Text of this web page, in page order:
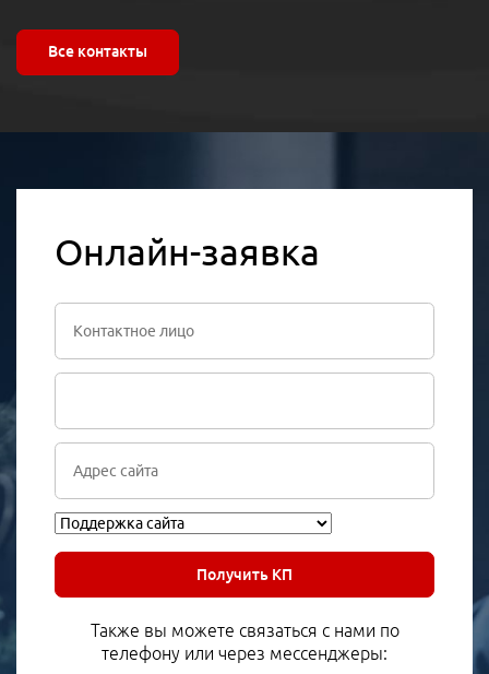
Все контакты
Онлайн-заявка
Получить КП
Также вы можете связаться с нами по
телефону или через мессенджеры: